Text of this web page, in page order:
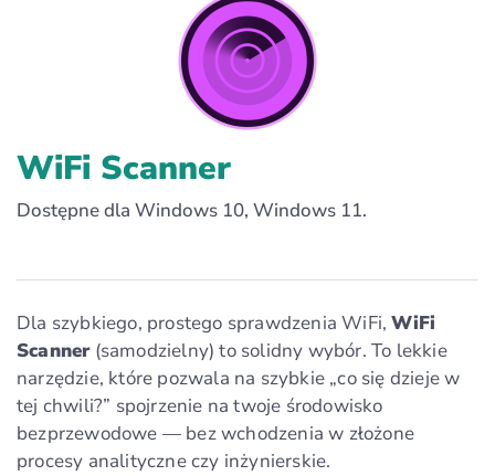
WiFi Scanner
Dostępne dla Windows 10, Windows 11.
Dla szybkiego, prostego sprawdzenia WiFi,WiFi
Scanner(samodzielny) to solidny wybór. To lekkie
narzędzie, które pozwala na szybkie „co się dzieje w
tej chwili?” spojrzenie na twoje środowisko
bezprzewodowe — bez wchodzenia w złożone
procesy analityczne czy inżynierskie.